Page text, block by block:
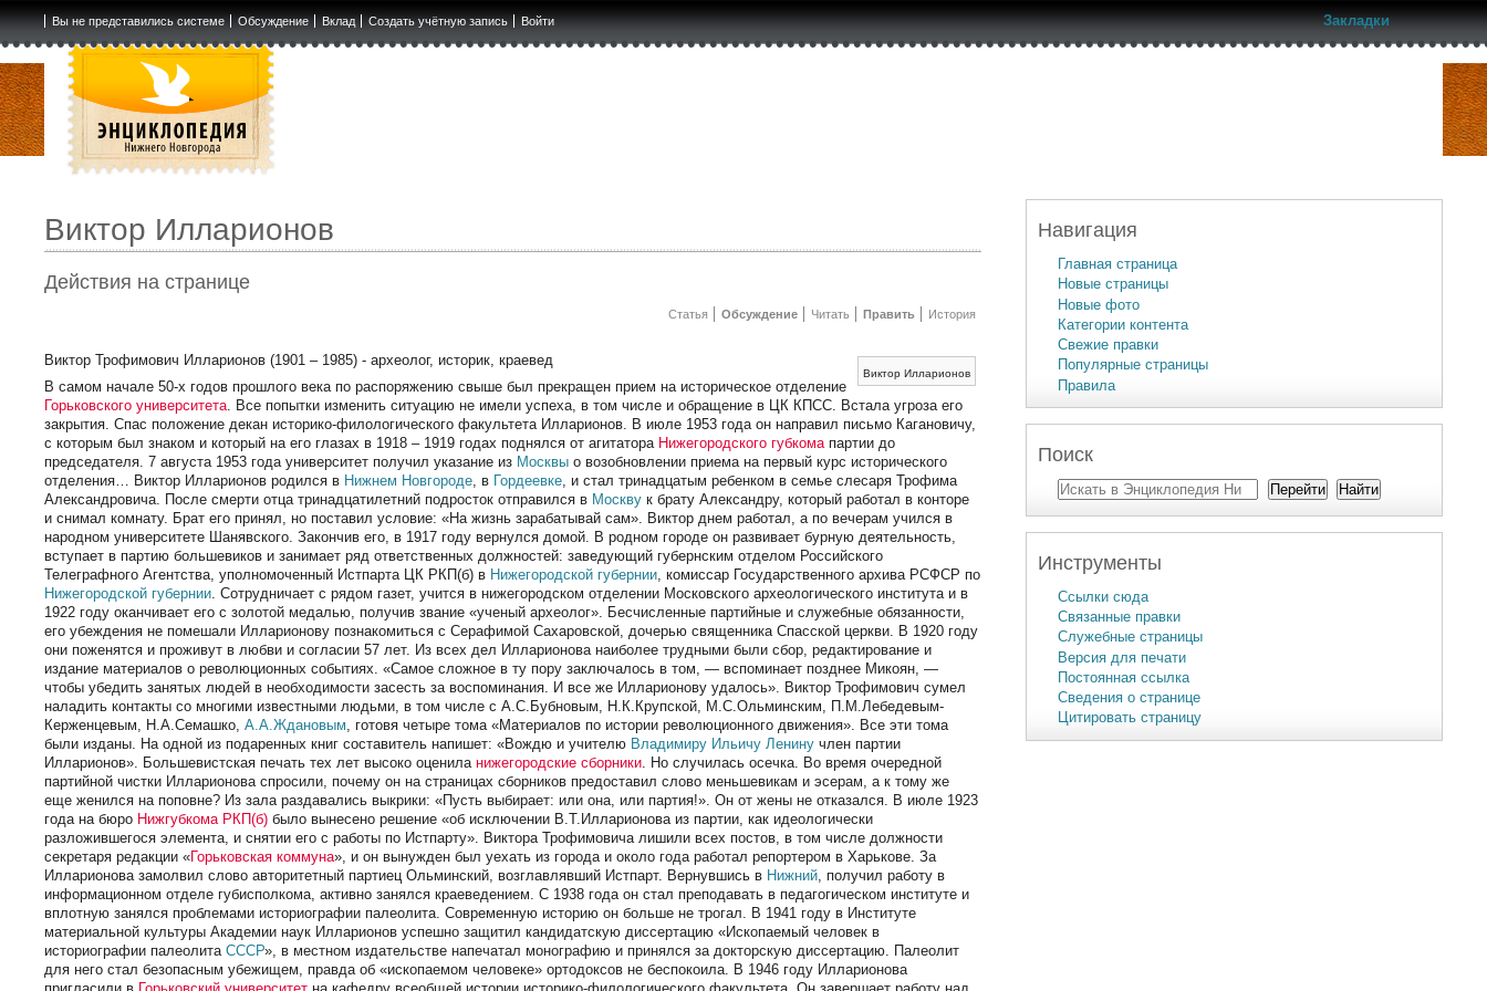
Вы не представились системе Обсуждение Вклад Создать учётную запись Войти Закладки
Виктор Илларионов
Действия на странице
Статья Обсуждение Читать Править История
Виктор Илларионов
Виктор Трофимович Илларионов (1901 – 1985) - археолог, историк, краевед
В самом начале 50-х годов прошлого века по распоряжению свыше был прекращен прием на историческое отделение
Горьковского университета . Все попытки изменить ситуацию не имели успеха, в том числе и обращение в ЦК КПСС. Встала угроза его
закрытия. Спас положение декан историко-филологического факультета Илларионов. В июле 1953 года он направил письмо Кагановичу,
с которым был знаком и который на его глазах в 1918 – 1919 годах поднялся от агитатора Нижегородского губкома партии до
председателя. 7 августа 1953 года университет получил указание из Москвы о возобновлении приема на первый курс исторического
отделения… Виктор Илларионов родился в Нижнем Новгороде , в Гордеевке , и стал тринадцатым ребенком в семье слесаря Трофима
Александровича. После смерти отца тринадцатилетний подросток отправился в Москву к брату Александру, который работал в конторе
и снимал комнату. Брат его принял, но поставил условие: «На жизнь зарабатывай сам». Виктор днем работал, а по вечерам учился в
народном университете Шанявского. Закончив его, в 1917 году вернулся домой. В родном городе он развивает бурную деятельность,
вступает в партию большевиков и занимает ряд ответственных должностей: заведующий губернским отделом Российского
Телеграфного Агентства, уполномоченный Истпарта ЦК РКП(б) в Нижегородской губернии , комиссар Государственного архива РСФСР по
Нижегородской губернии . Сотрудничает с рядом газет, учится в нижегородском отделении Московского археологического института и в
1922 году оканчивает его с золотой медалью, получив звание «ученый археолог». Бесчисленные партийные и служебные обязанности,
его убеждения не помешали Илларионову познакомиться с Серафимой Сахаровской, дочерью священника Спасской церкви. В 1920 году
они поженятся и проживут в любви и согласии 57 лет. Из всех дел Илларионова наиболее трудными были сбор, редактирование и
издание материалов о революционных событиях. «Самое сложное в ту пору заключалось в том, — вспоминает позднее Микоян, —
чтобы убедить занятых людей в необходимости засесть за воспоминания. И все же Илларионову удалось». Виктор Трофимович сумел
наладить контакты со многими известными людьми, в том числе с А.С.Бубновым, Н.К.Крупской, М.С.Ольминским, П.М.Лебедевым-
Керженцевым, Н.А.Семашко,А.А.Ждановым , готовя четыре тома «Материалов по истории революционного движения». Все эти тома
были изданы. На одной из подаренных книг составитель напишет: «Вождю и учителю Владимиру Ильичу Ленину член партии
Илларионов». Большевистская печать тех лет высоко оцениланижегородские сборники . Но случилась осечка. Во время очередной
партийной чистки Илларионова спросили, почему он на страницах сборников предоставил слово меньшевикам и эсерам, а к тому же
еще женился на поповне? Из зала раздавались выкрики: «Пусть выбирает: или она, или партия!». Он от жены не отказался. В июле 1923
года на бюро Нижгубкома РКП(б) было вынесено решение «об исключении В.Т.Илларионова из партии, как идеологически
разложившегося элемента, и снятии его с работы по Истпарту». Виктора Трофимовича лишили всех постов, в том числе должности
секретаря редакции «Горьковская коммуна», и он вынужден был уехать из города и около года работал репортером в Харькове. За
Илларионова замолвил слово авторитетный партиец Ольминский, возглавлявший Истпарт. Вернувшись в Нижний , получил работу в
информационном отделе губисполкома, активно занялся краеведением. С 1938 года он стал преподавать в педагогическом институте и
вплотную занялся проблемами историографии палеолита. Современную историю он больше не трогал. В 1941 году в Институте
материальной культуры Академии наук Илларионов успешно защитил кандидатскую диссертацию «Ископаемый человек в
историографии палеолитаСССР», в местном издательстве напечатал монографию и принялся за докторскую диссертацию. Палеолит
для него стал безопасным убежищем, правда об «ископаемом человеке» ортодоксов не беспокоила. В 1946 году Илларионова
Навигация
Главная страница
Новые страницы
Новые фото
Категории контента
Свежие правки
Популярные страницы
Правила
Поиск
Инструменты
Ссылки сюда
Связанные правки
Служебные страницы
Версия для печати
Постоянная ссылка
Сведения о странице
Цитировать страницу